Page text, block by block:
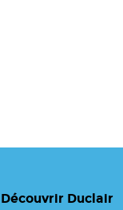
Découvrir Duclair